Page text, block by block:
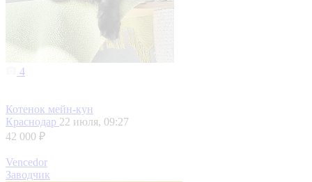
4
Котенок мейн-кун
Краснодар 22 июля, 09:27
42 000 ₽
Vencedor
Заводчик